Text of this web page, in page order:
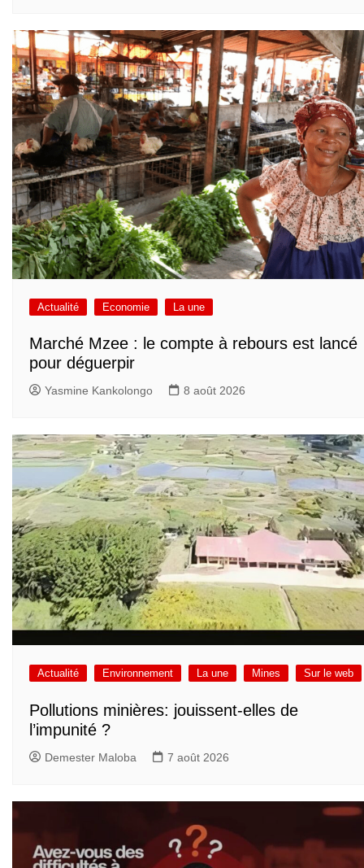
Actualité Economie La une
Marché Mzee : le compte à rebours est lancé
pour déguerpir
Yasmine Kankolongo 8 août 2026
Actualité Environnement La une Mines Sur le web
Pollutions minières: jouissent-elles de
l’impunité ?
Demester Maloba 7 août 2026